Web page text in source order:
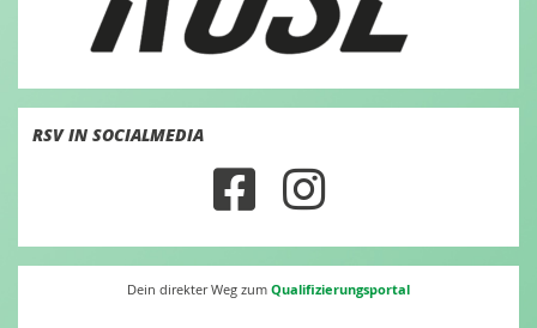
RSV IN SOCIALMEDIA
Dein direkter Weg zum Qualifizierungsportal